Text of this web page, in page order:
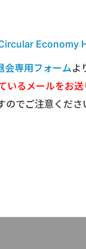
Economy
会専用フォームよ
るメールをお
でご注意くださ